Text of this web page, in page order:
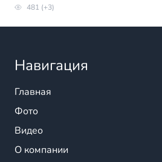
481 (+3)
Навигация
Главная
Фото
Видео
О компании